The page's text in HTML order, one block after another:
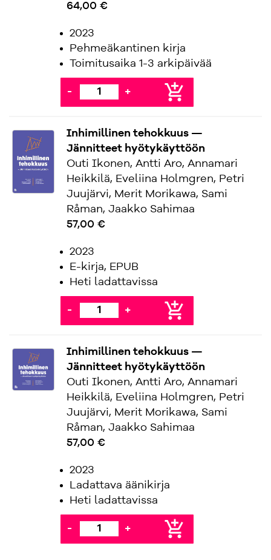
64,00 €
2023
Pehmeäkantinen kirja
Toimitusaika 1-3 arkipäivää
- + add_shopping_cart
Inhimillinen tehokkuus —
Jännitteet hyötykäyttöön
Outi Ikonen, Antti Aro, Annamari
Heikkilä, Eveliina Holmgren, Petri
Juujärvi, Merit Morikawa, Sami
Råman, Jaakko Sahimaa
57,00 €
2023
E-kirja, EPUB
Heti ladattavissa
- + add_shopping_cart
Inhimillinen tehokkuus —
Jännitteet hyötykäyttöön
Outi Ikonen, Antti Aro, Annamari
Heikkilä, Eveliina Holmgren, Petri
Juujärvi, Merit Morikawa, Sami
Råman, Jaakko Sahimaa
57,00 €
2023
Ladattava äänikirja
Heti ladattavissa
- + add_shopping_cart